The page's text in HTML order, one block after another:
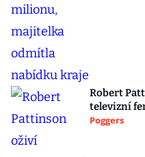
Robert
televizní
Poggers